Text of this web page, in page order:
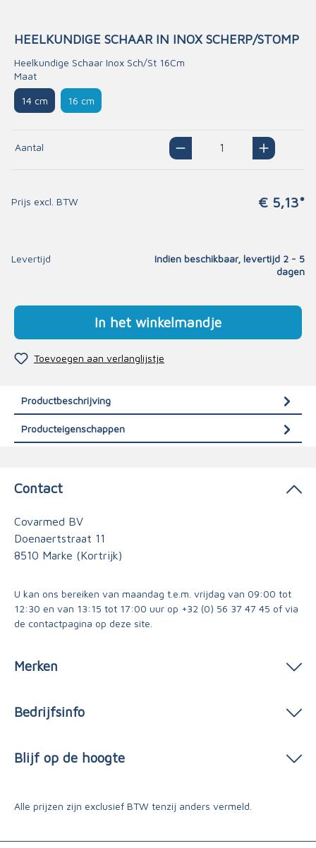
HEELKUNDIGE SCHAAR IN INOX SCHERP/STOMP
Heelkundige Schaar Inox Sch/St 16Cm
Maat
14 cm 16 cm
Aantal
Prijs excl. BTW € 5,13*
Levertijd
Indien beschikbaar, levertijd 2 - 5
dagen
In het winkelmandje
Toevoegen aan verlanglijstje
Productbeschrijving
Producteigenschappen
Contact
Covarmed BV
Doenaertstraat 11
8510 Marke (Kortrijk)
U kan ons bereiken van maandag t.e.m. vrijdag van 09:00 tot
12:30 en van 13:15 tot 17:00 uur op +32 (0) 56 37 47 45 of via
de contactpagina op deze site.
Merken
Bedrijfsinfo
Blijf op de hoogte
Alle prijzen zijn exclusief BTW tenzij anders vermeld.